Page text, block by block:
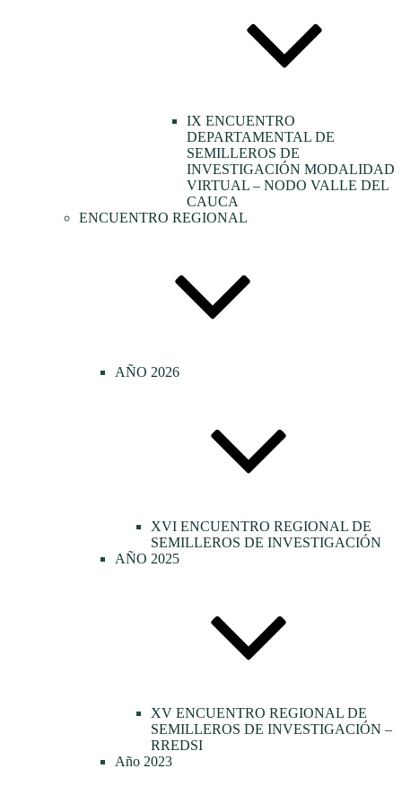
IX ENCUENTRO
DEPARTAMENTAL DE
SEMILLEROS DE
INVESTIGACIÓN MODALIDAD
VIRTUAL – NODO VALLE DEL
CAUCA
ENCUENTRO REGIONAL
AÑO 2026
XVI ENCUENTRO REGIONAL DE
SEMILLEROS DE INVESTIGACIÓN
AÑO 2025
XV ENCUENTRO REGIONAL DE
SEMILLEROS DE INVESTIGACIÓN –
RREDSI
Año 2023